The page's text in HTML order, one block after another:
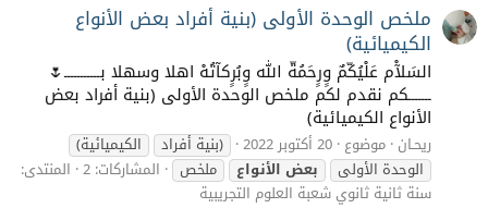
ملخص الوحدة الأولى (بنية أفراد بعض الأنواع
الكيميائية)
السَلآْم عَلْيُكّمٌ وٍرٍحَمُةّ الله وٍبُرٍكآتُهْ اهلا وسهلا بـــــــــــ🌷
ـــــــكم نقدم لكم ملخص الوحدة الأولى (بنية أفراد بعض
الأنواع الكيميائية)
ريحـان موضوع 20 أكتوبر 2022 (بنية أفراد
الكيميائية)
الوحدة الأولى
بعضالأنواع ملخص المشاركات: 2
المنتدى:
سنة ثانية ثانوي شعبة العلوم التجريبية